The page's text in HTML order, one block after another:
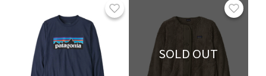
お気に入り
SOLD OUT